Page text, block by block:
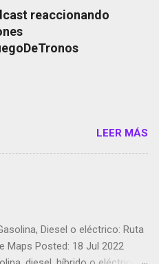
Música y vídeo selfies en la
saca a Kevin Spacey de su
a los que usan el
misas La serie de la Tierra
de bicicletas de alquiler
Photos Llegando Partimos
El tamaño y su importancia...
reaccionando
LEER MÁS
Diesel o eléctrico: Ruta
Maps Posted: 18 Jul 2022